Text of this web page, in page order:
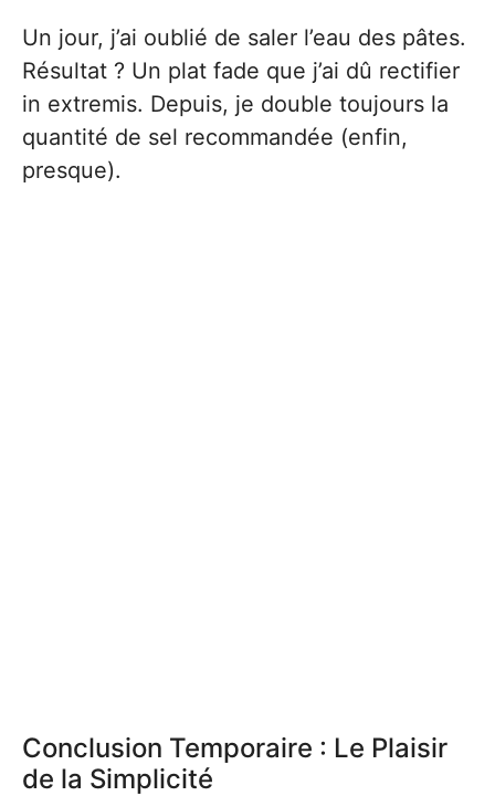
Un jour, j’ai oublié de saler l’eau des pâtes.
Résultat ? Un plat fade que j’ai dû rectifier
in extremis. Depuis, je double toujours la
quantité de sel recommandée (enfin,
presque).
Conclusion Temporaire : Le Plaisir
de la Simplicité